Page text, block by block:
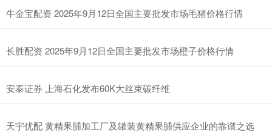
牛金宝配资 2025年9月12日全国主要批发市场毛猪价格行情
长胜配资 2025年9月12日全国主要批发市场橙子价格行情
安泰证券 上海石化发布60K大丝束碳纤维
天宇优配 黄精果脯加工厂及罐装黄精果脯供应企业的靠谱之选